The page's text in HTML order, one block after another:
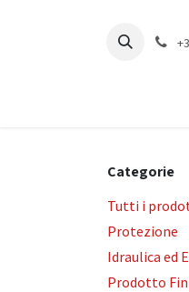
Categorie
Tutti i
Protezione
Idraulica ed
Prodotto